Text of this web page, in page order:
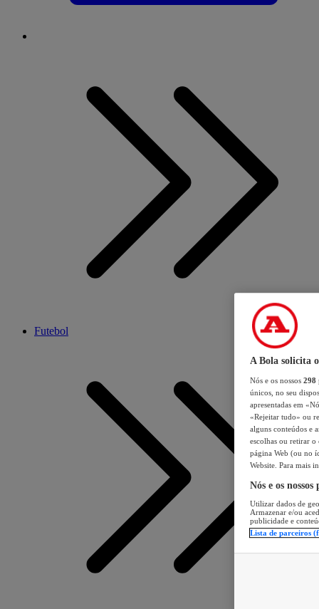
Futebol
A Bola solicita
Nós e os nossos 298
únicos, no seu
apresentadas em
«Rejeitar tudo» ou
alguns conteúdos e
escolhas ou retirar
página Web (ou no
Website. Para mais
Nós e os
Utilizar dados de
Armazenar e/ou
publicidade e
Lista de parceiros